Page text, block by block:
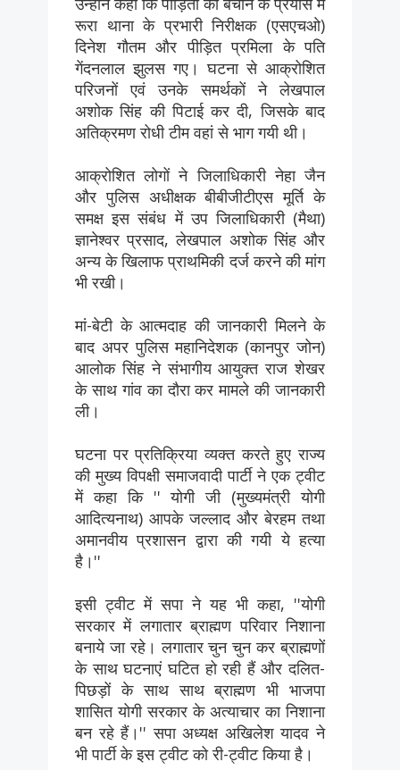
रूरा थाना के प्रभारी निरीक्षक (एसएचओ)
दिनेश गौतम और पीड़ित प्रमिला के पति
गेंदनलाल झुलस गए। घटना से आक्रोशित
परिजनों एवं उनके समर्थकों ने लेखपाल
अशोक सिंह की पिटाई कर दी, जिसके बाद
अतिक्रमण रोधी टीम वहां से भाग गयी थी।
आक्रोशित लोगों ने जिलाधिकारी नेहा जैन
और पुलिस अधीक्षक बीबीजीटीएस मूर्ति के
समक्ष इस संबंध में उप जिलाधिकारी (मैथा)
ज्ञानेश्वर प्रसाद, लेखपाल अशोक सिंह और
अन्य के खिलाफ प्राथमिकी दर्ज करने की मांग
भी रखी।
मां-बेटी के आत्मदाह की जानकारी मिलने के
बाद अपर पुलिस महानिदेशक (कानपुर जोन)
आलोक सिंह ने संभागीय आयुक्त राज शेखर
के साथ गांव का दौरा कर मामले की जानकारी
ली।
घटना पर प्रतिक्रिया व्यक्त करते हुए राज्‍य
की मुख्‍य विपक्षी समाजवादी पार्टी ने एक ट्वीट
में कहा कि '' योगी जी (मुख्‍यमंत्री योगी
आदित्‍यनाथ) आपके जल्लाद और बेरहम तथा
अमानवीय प्रशासन द्वारा की गयी ये हत्या
है।''
इसी ट्वीट में सपा ने यह भी कहा, ''योगी
सरकार में लगातार ब्राह्मण परिवार निशाना
बनाये जा रहे। लगातार चुन चुन कर ब्राह्मणों
के साथ घटनाएं घटित हो रही हैं और दलित-
पिछड़ों के साथ साथ ब्राह्मण भी भाजपा
शासित योगी सरकार के अत्याचार का निशाना
बन रहे हैं।'' सपा अध्यक्ष अखिलेश यादव ने
भी पार्टी के इस ट्वीट को री-ट्वीट किया है।